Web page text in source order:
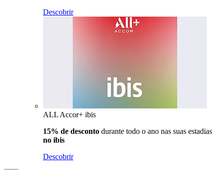
Descobrir
ALL Accor+ ibis
15% de desconto durante todo o ano nas suas estadias
no ibis
Descobrir